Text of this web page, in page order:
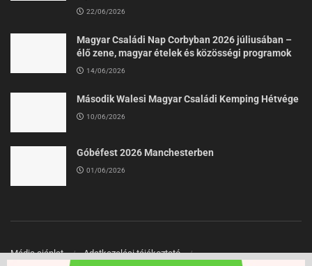
22/06/2026
Magyar Családi Nap Corbyban 2026 júliusában –
élő zene, magyar ételek és közösségi programok
14/06/2026
Második Walesi Magyar Családi Kemping Hétvége
10/06/2026
Góbéfest 2026 Manchesterben
01/06/2026
Média ajánlat
Adatkezelési tájékoztató